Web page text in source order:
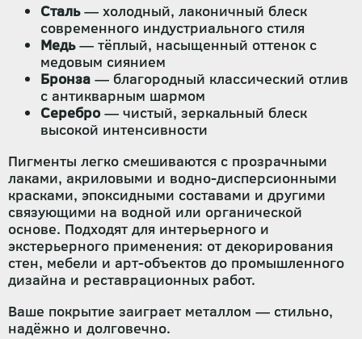
Сталь— холодный, лаконичный блеск
современного индустриального стиля
Медь— тёплый, насыщенный оттенок с
медовым сиянием
Бронза — благородный классический отлив
с антикварным шармом
Серебро— чистый, зеркальный блеск
высокой интенсивности
Пигменты легко смешиваются с прозрачными
лаками, акриловыми и водно-дисперсионными
красками, эпоксидными составами и другими
связующими на водной или органической
основе. Подходят для интерьерного и
экстерьерного применения: от декорирования
стен, мебели и арт-объектов до промышленного
дизайна и реставрационных работ.
Ваше покрытие заиграет металлом — стильно,
надёжно и долговечно.